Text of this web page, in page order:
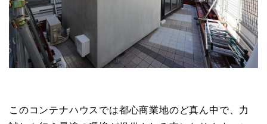
このコンテナハウスでは都心商業地のど真ん中で、力